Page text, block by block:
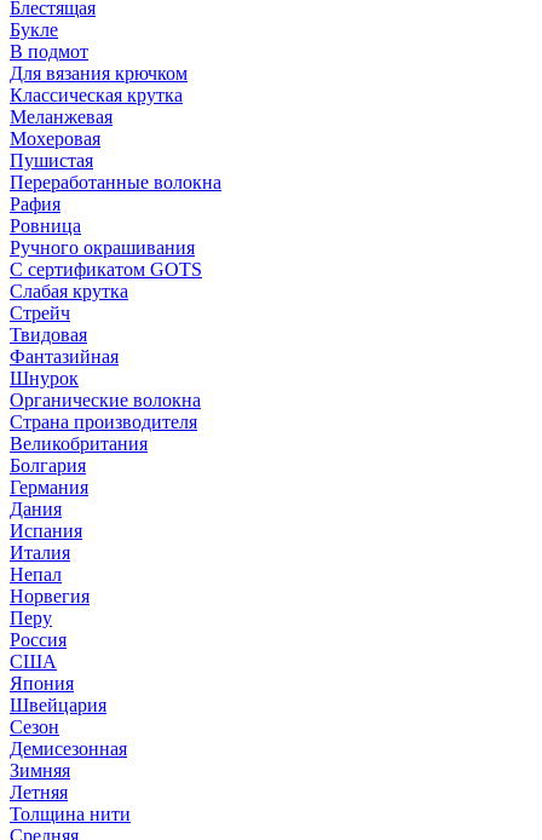
Блестящая
Букле
В подмот
Для вязания крючком
Классическая крутка
Меланжевая
Мохеровая
Пушистая
Переработанные волокна
Рафия
Ровница
Ручного окрашивания
С сертификатом GOTS
Слабая крутка
Стрейч
Твидовая
Фантазийная
Шнурок
Органические волокна
Страна производителя
Великобритания
Болгария
Германия
Дания
Испания
Италия
Непал
Норвегия
Перу
Россия
США
Япония
Швейцария
Сезон
Демисезонная
Зимняя
Летняя
Толщина нити
Средняя